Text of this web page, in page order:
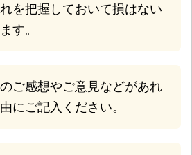
を把握しておいて損はない
す。
ご感想やご意見などがあれ
にご記入ください。